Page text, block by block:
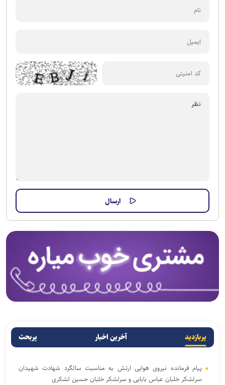
پربازدید آخرین اخبار پربحث
پیام فرمانده نیروی هوایی ارتش به مناسبت سالگرد شهادت شهیدان
سرلشکر خلبان عباس بابایی و سرلشکر خلبان حسین لشکری